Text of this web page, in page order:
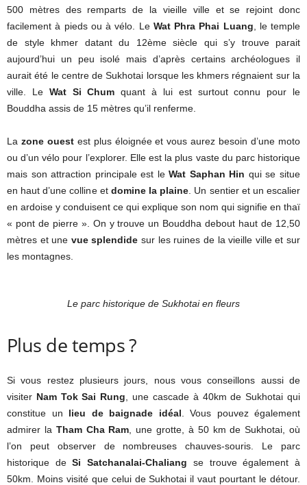
500 mètres des remparts de la vieille ville et se rejoint donc
facilement à pieds ou à vélo. Le Wat Phra Phai Luang , le temple
de style khmer datant du 12ème siècle qui s’y trouve parait
aujourd’hui un peu isolé mais d’après certains archéologues il
aurait été le centre de Sukhotai lorsque les khmers régnaient sur la
ville. Le Wat Si Chumquant à lui est surtout connu pour le
Bouddha assis de 15 mètres qu’il renferme.
La zone ouestest plus éloignée et vous aurez besoin d’une moto
ou d’un vélo pour l’explorer. Elle est la plus vaste du parc historique
mais son attraction principale est leWat Saphan Hin qui se situe
en haut d’une colline et domine la plaine . Un sentier et un escalier
en ardoise y conduisent ce qui explique son nom qui signifie en thaï
« pont de pierre ». On y trouve un Bouddha debout haut de 12,50
mètres et une vue splendide sur les ruines de la vieille ville et sur
les montagnes.
Le parc historique de Sukhotai en fleurs
Plus de temps ?
Si vous restez plusieurs jours, nous vous conseillons aussi de
visiter Nam Tok Sai Rung , une cascade à 40km de Sukhotai qui
constitue un lieu de baignade idéal . Vous pouvez également
admirer la Tham Cha Ram , une grotte, à 50 km de Sukhotai, où
l’on peut observer de nombreuses chauves-souris. Le parc
historique deSi Satchanalai-Chaliang se trouve également à
50km. Moins visité que celui de Sukhotai il vaut pourtant le détour.